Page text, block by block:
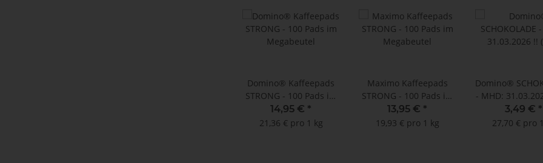
Domino® Kaffeepads
STRONG - 100 Pads im
Megabeutel
14,95 € *
21,36 € pro 1 kg
Maximo Kaffeepads
STRONG - 100 Pads im
Megabeutel
13,95 € *
19,93 € pro 1 kg
Domino®
- MHD:
3,49 € *
27,70 € pro